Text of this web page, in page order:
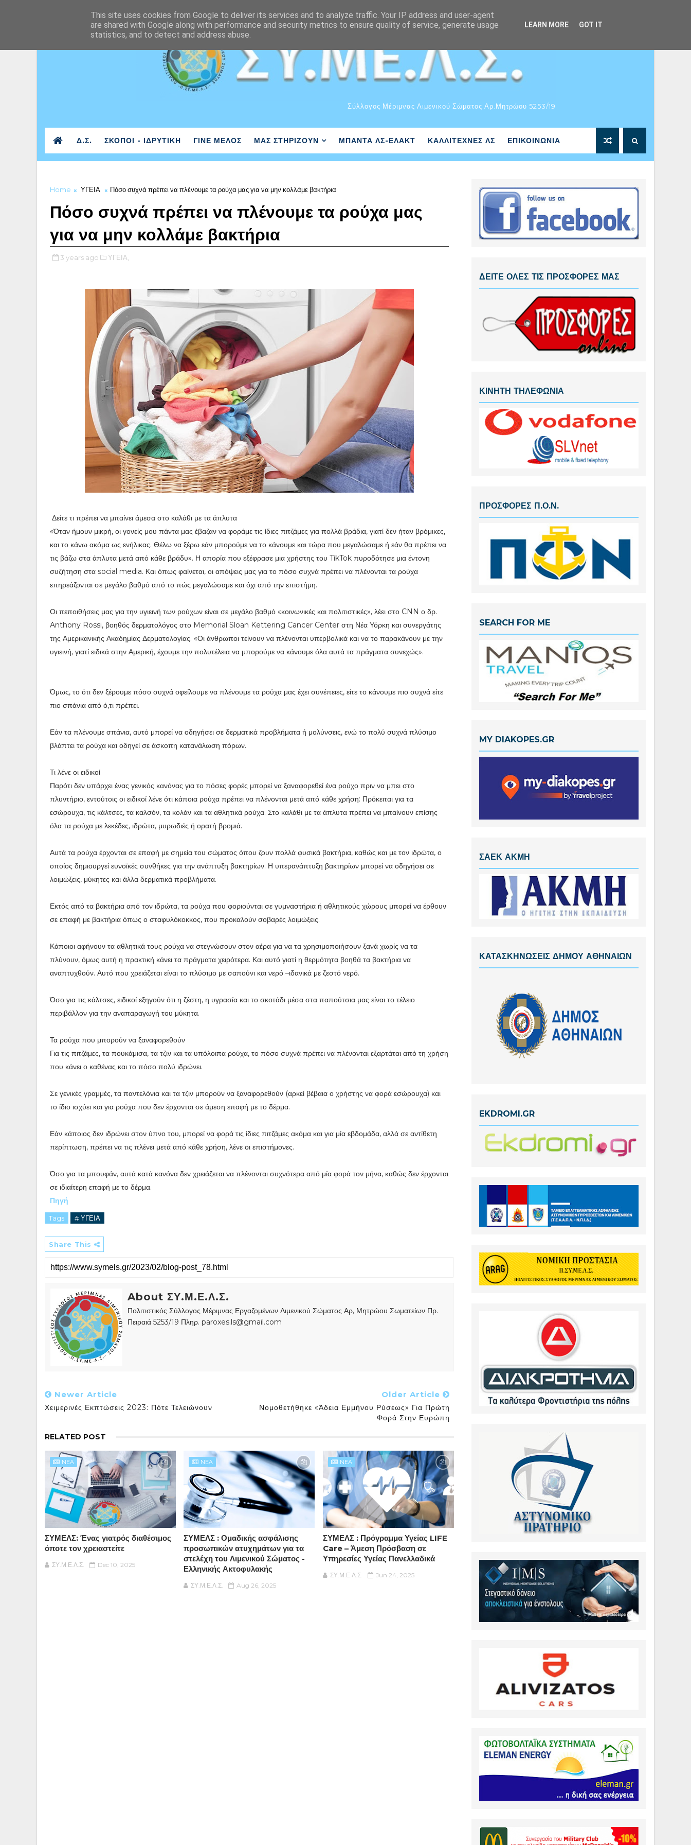
Σύλλογος Μέριμνας Λιμενικού Σώματος Αρ.Μητρώου 5253/19
Δ.Σ. ΣΚΟΠΟΙ - ΙΔΡΥΤΙΚΗ ΓΙΝΕ ΜΕΛΟΣ ΜΑΣ ΣΤΗΡΙΖΟΥΝ ΜΠΑΝΤΑ ΛΣ-ΕΛΑΚΤ ΚΑΛΛΙΤΕΧΝΕΣ ΛΣ ΕΠΙΚΟΙΝΩΝΙΑ
Home ΥΓΕΙΑ Πόσο συχνά πρέπει να πλένουμε τα ρούχα μας για να μην κολλάμε βακτήρια
Πόσο συχνά πρέπει να πλένουμε τα ρούχα μας
για να μην κολλάμε βακτήρια
3 years ago ΥΓΕΙΑ,
Δείτε τι πρέπει να μπαίνει άμεσα στο καλάθι με τα άπλυτα
«Όταν ήμουν μικρή, οι γονείς μου πάντα μας έβαζαν να φοράμε τις ίδιες πιτζάμες για πολλά βράδια, γιατί δεν ήταν βρόμικες,
και το κάνω ακόμα ως ενήλικας. Θέλω να ξέρω εάν μπορούμε να το κάνουμε και τώρα που μεγαλώσαμε ή εάν θα πρέπει να
τις βάζω στα άπλυτα μετά από κάθε βράδυ». Η απορία που εξέφρασε μια χρήστης του TikTok πυροδότησε μια έντονη
συζήτηση στα social media. Και όπως φαίνεται, οι απόψεις μας για το πόσο συχνά πρέπει να πλένονται τα ρούχα
επηρεάζονται σε μεγάλο βαθμό από το πώς μεγαλώσαμε και όχι από την επιστήμη.
Οι πεποιθήσεις μας για την υγιεινή των ρούχων είναι σε μεγάλο βαθμό «κοινωνικές και πολιτιστικές», λέει στο CNN ο δρ.
Anthony Rossi, βοηθός δερματολόγος στο Memorial Sloan Kettering Cancer Center στη Νέα Υόρκη και συνεργάτης
της Αμερικανικής Ακαδημίας Δερματολογίας. «Οι άνθρωποι τείνουν να πλένονται υπερβολικά και να το παρακάνουν με την
υγιεινή, γιατί ειδικά στην Αμερική, έχουμε την πολυτέλεια να μπορούμε να κάνουμε όλα αυτά τα πράγματα συνεχώς».
Όμως, το ότι δεν ξέρουμε πόσο συχνά οφείλουμε να πλένουμε τα ρούχα μας έχει συνέπειες, είτε το κάνουμε πιο συχνά είτε
πιο σπάνια από ό,τι πρέπει.
Εάν τα πλένουμε σπάνια, αυτό μπορεί να οδηγήσει σε δερματικά προβλήματα ή μολύνσεις, ενώ το πολύ συχνά πλύσιμο
βλάπτει τα ρούχα και οδηγεί σε άσκοπη κατανάλωση πόρων.
Τι λένε οι ειδικοί
Παρότι δεν υπάρχει ένας γενικός κανόνας για το πόσες φορές μπορεί να ξαναφορεθεί ένα ρούχο πριν να μπει στο
πλυντήριο, εντούτοις οι ειδικοί λένε ότι κάποια ρούχα πρέπει να πλένονται μετά από κάθε χρήση: Πρόκειται για τα
εσώρουχα, τις κάλτσες, τα καλσόν, τα κολάν και τα αθλητικά ρούχα. Στο καλάθι με τα άπλυτα πρέπει να μπαίνουν επίσης
όλα τα ρούχα με λεκέδες, ιδρώτα, μυρωδιές ή ορατή βρομιά.
Αυτά τα ρούχα έρχονται σε επαφή με σημεία του σώματος όπου ζουν πολλά φυσικά βακτήρια, καθώς και με τον ιδρώτα, ο
οποίος δημιουργεί ευνοϊκές συνθήκες για την ανάπτυξη βακτηρίων. Η υπερανάπτυξη βακτηρίων μπορεί να οδηγήσει σε
λοιμώξεις, μύκητες και άλλα δερματικά προβλήματα.
Εκτός από τα βακτήρια από τον ιδρώτα, τα ρούχα που φοριούνται σε γυμναστήρια ή αθλητικούς χώρους μπορεί να έρθουν
σε επαφή με βακτήρια όπως ο σταφυλόκοκκος, που προκαλούν σοβαρές λοιμώξεις.
Κάποιοι αφήνουν τα αθλητικά τους ρούχα να στεγνώσουν στον αέρα για να τα χρησιμοποιήσουν ξανά χωρίς να τα
πλύνουν, όμως αυτή η πρακτική κάνει τα πράγματα χειρότερα. Και αυτό γιατί η θερμότητα βοηθά τα βακτήρια να
αναπτυχθούν. Αυτό που χρειάζεται είναι το πλύσιμο με σαπούνι και νερό –ιδανικά με ζεστό νερό.
Όσο για τις κάλτσες, ειδικοί εξηγούν ότι η ζέστη, η υγρασία και το σκοτάδι μέσα στα παπούτσια μας είναι το τέλειο
περιβάλλον για την αναπαραγωγή του μύκητα.
Τα ρούχα που μπορούν να ξαναφορεθούν
Για τις πιτζάμες, τα πουκάμισα, τα τζιν και τα υπόλοιπα ρούχα, το πόσο συχνά πρέπει να πλένονται εξαρτάται από τη χρήση
που κάνει ο καθένας και το πόσο πολύ ιδρώνει.
Σε γενικές γραμμές, τα παντελόνια και τα τζιν μπορούν να ξαναφορεθούν (αρκεί βέβαια ο χρήστης να φορά εσώρουχα) και
το ίδιο ισχύει και για ρούχα που δεν έρχονται σε άμεση επαφή με το δέρμα.
Εάν κάποιος δεν ιδρώνει στον ύπνο του, μπορεί να φορά τις ίδιες πιτζάμες ακόμα και για μία εβδομάδα, αλλά σε αντίθετη
περίπτωση, πρέπει να τις πλένει μετά από κάθε χρήση, λένε οι επιστήμονες.
Όσο για τα μπουφάν, αυτά κατά κανόνα δεν χρειάζεται να πλένονται συχνότερα από μία φορά τον μήνα, καθώς δεν έρχονται
σε ιδιαίτερη επαφή με το δέρμα.
Πηγή
Tags # ΥΓΕΙΑ
Share This
About ΣΥ.Μ.Ε.Λ.Σ.
Πολιτιστικός Σύλλογος Μέριμνας Εργαζομένων Λιμενικού Σώματος Αρ, Μητρώου Σωματείων Πρ.
Πειραιά 5253/19 Πληρ. paroxes.ls@gmail.com
Newer Article
Χειμερινές Εκπτώσεις 2023: Πότε Τελειώνουν
Older Article
Νομοθετήθηκε «άδεια Εμμήνου Ρύσεως» Για Πρώτη
Φορά Στην Ευρώπη
RELATED POST
NEA
ΣΥΜΕΛΣ: Ένας γιατρός διαθέσιμος
όποτε τον χρειαστείτε
ΣΥ.Μ.Ε.Λ.Σ. Dec 10, 2025
NEA
ΣΥΜΕΛΣ : Ομαδικής ασφάλισης
προσωπικών ατυχημάτων για τα
στελέχη του Λιμενικού Σώματος -
Ελληνικής Ακτοφυλακής
ΣΥ.Μ.Ε.Λ.Σ. Aug 26, 2025
NEA
ΣΥΜΕΛΣ : Πρόγραμμα Υγείας LIFE
Care – Άμεση Πρόσβαση σε
Υπηρεσίες Υγείας Πανελλαδικά
ΣΥ.Μ.Ε.Λ.Σ. Jun 24, 2025
ΔΕΙΤΕ ΟΛΕΣ ΤΙΣ ΠΡΟΣΦΟΡΕΣ ΜΑΣ
ΚΙΝΗΤΗ ΤΗΛΕΦΩΝΙΑ
ΠΡΟΣΦΟΡΕΣ Π.Ο.Ν.
SEARCH FOR ME
MY DIAKOPES.GR
ΣΑΕΚ ΑΚΜΗ
ΚΑΤΑΣΚΗΝΩΣΕΙΣ ΔΗΜΟΥ ΑΘΗΝΑΙΩΝ
EKDROMI.GR
This site uses cookies from Google to deliver its services and to analyze traffic. Your IP address and user-agent
are shared with Google along with performance and security metrics to ensure quality of service, generate usage
statistics, and to detect and address abuse.
LEARN MORE GOT IT